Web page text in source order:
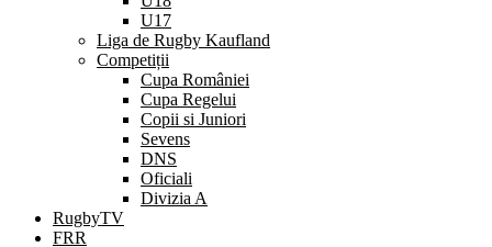
U17
Liga de Rugby Kaufland
Competiții
Cupa României
Cupa Regelui
Copii si Juniori
Sevens
DNS
Oficiali
Divizia A
RugbyTV
FRR